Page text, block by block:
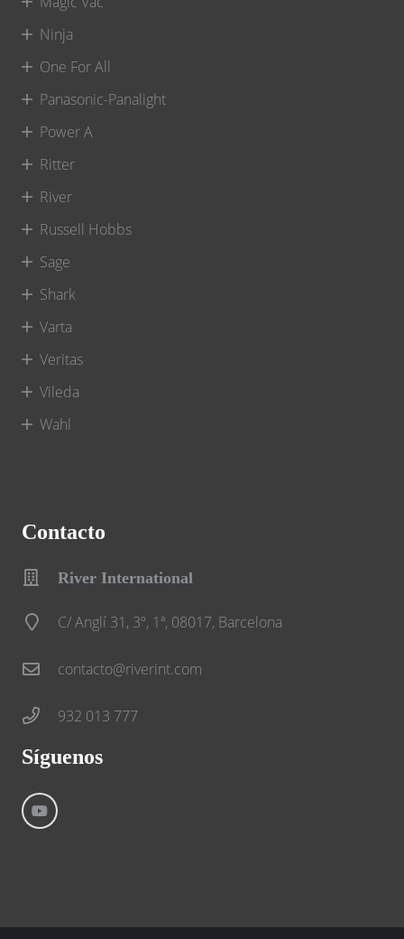
Ninja
One For All
Panasonic-Panalight
Power A
Ritter
River
Russell Hobbs
Sage
Shark
Varta
Veritas
Vileda
Wahl
Contacto
River International
C/ Anglí 31, 3º, 1ª, 08017, Barcelona
contacto@riverint.com
932 013 777
Síguenos